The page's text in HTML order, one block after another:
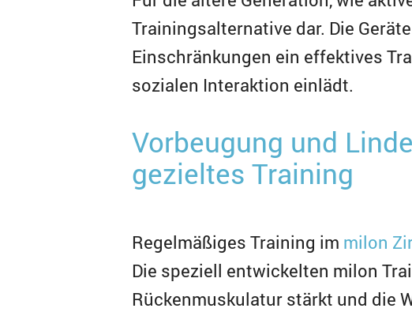
Trainingsalternative dar. Die
Einschränkungen ein effektives
sozialen Interaktion einlädt.
Vorbeugung und
gezieltes Training
Regelmäßiges Training im milon
Die speziell entwickelten milon
Rückenmuskulatur stärkt und die